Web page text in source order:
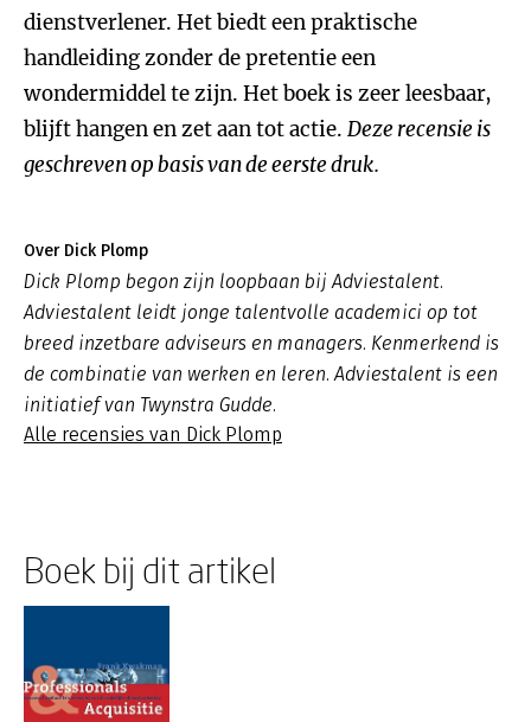
dienstverlener. Het biedt een praktische
handleiding zonder de pretentie een
wondermiddel te zijn. Het boek is zeer leesbaar,
blijft hangen en zet aan tot actie. Deze recensie is
geschreven op basis van de eerste druk.
Over Dick Plomp
Dick Plomp begon zijn loopbaan bij Adviestalent.
Adviestalent leidt jonge talentvolle academici op tot
breed inzetbare adviseurs en managers. Kenmerkend is
de combinatie van werken en leren. Adviestalent is een
initiatief van Twynstra Gudde.
Alle recensies van Dick Plomp
Boek bij dit artikel